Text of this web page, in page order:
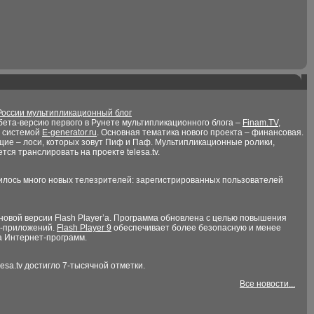
мультипликационный блог
версию первого в Рунете мультипликационного блога – Finam.TV,
E-generator.ru. Основная тематика нового проекта – финансовая.
– лоси, которых зовут Пиф и Паф. Мультипликационные ролики,
транслировать на проекте telesa.tv.
много новых телезрителей: зарегистрированных пользователей
версии Flash Player’а. Программа обновлена с целью повышения
приложений. Flash Player 9 обеспечивает более безопасную и менее
Интернет-программ.
достигло 7-тысячной отметки.
Все новости...